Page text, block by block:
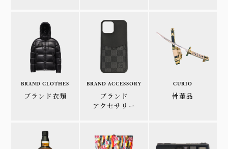
BRAND CLOTHES
ブランド衣類
BRAND ACCESSORY
ブランド
アクセサリー
CURIO
骨董品